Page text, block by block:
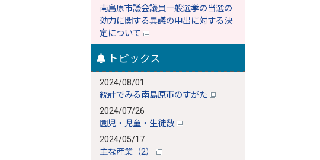
南島原市議会議員一般選挙の当選の
効力に関する異議の申出に対する決
定について
トピックス
2024/08/01
統計でみる南島原市のすがた
2024/07/26
園児・児童・生徒数
2024/05/17
主な産業（2）